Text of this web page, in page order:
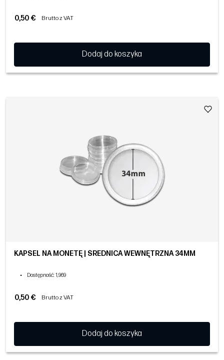
0,50 € Brutto z VAT
Dodaj do koszyka
KAPSEL NA MONETĘ | ŚREDNICA WEWNĘTRZNA 34MM
• Dostępność: 1,969
0,50 € Brutto z VAT
Dodaj do koszyka